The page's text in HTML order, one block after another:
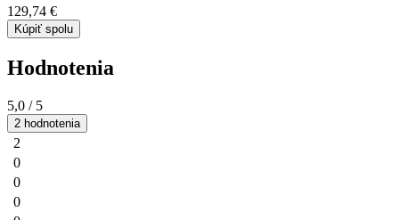
129,74 €
Kúpiť spolu
Hodnotenia
5,0 / 5
2 hodnotenia
2
0
0
0